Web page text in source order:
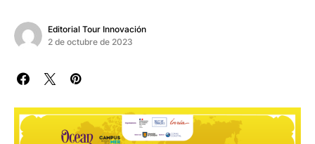
Editorial Tour Innovación
2 de octubre de 2023